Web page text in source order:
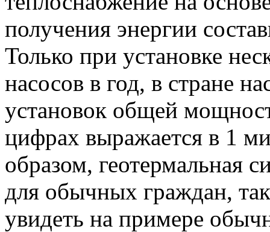
получения энергии
Только при установке
насосов в год, в стране
установок общей
цифрах выражается в 1
образом, геотермальная
для обычных граждан,
увидеть на примере